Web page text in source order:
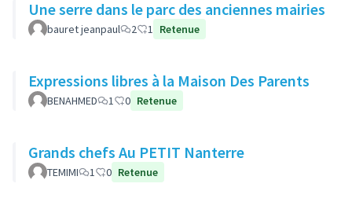
Une serre dans le parc des anciennes mairies
bauret jeanpaul 2 1 Retenue
Expressions libres à la Maison Des Parents
BENAHMED 1 0 Retenue
Grands chefs Au PETIT Nanterre
TEMIMI 1 0 Retenue